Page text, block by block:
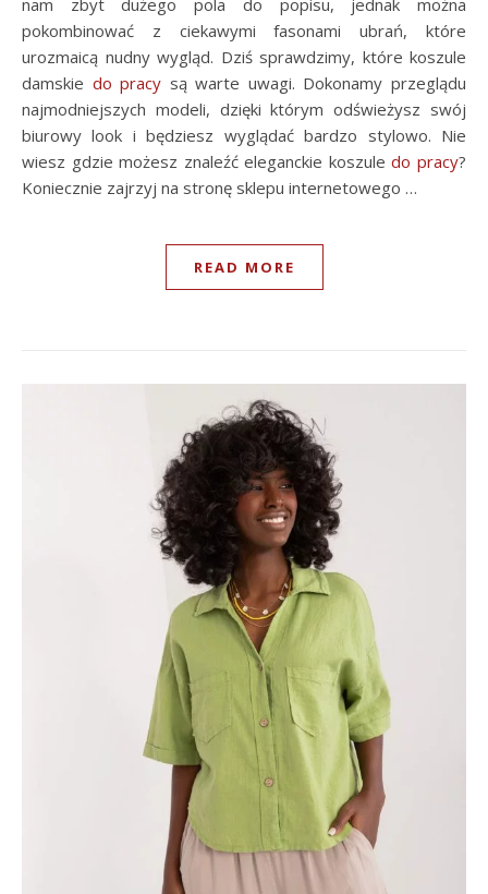
pokombinować z ciekawymi fasonami ubrań, które
urozmaicą nudny wygląd. Dziś sprawdzimy, które koszule
damskie do pracy są warte uwagi. Dokonamy przeglądu
najmodniejszych modeli, dzięki którym odświeżysz swój
biurowy look i będziesz wyglądać bardzo stylowo. Nie
wiesz gdzie możesz znaleźć eleganckie koszuledo pracy?
Koniecznie zajrzyj na stronę sklepu internetowego …
READ MORE